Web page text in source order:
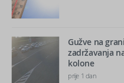
Gužve na
zadržavanja
kolone
prije 1 dan